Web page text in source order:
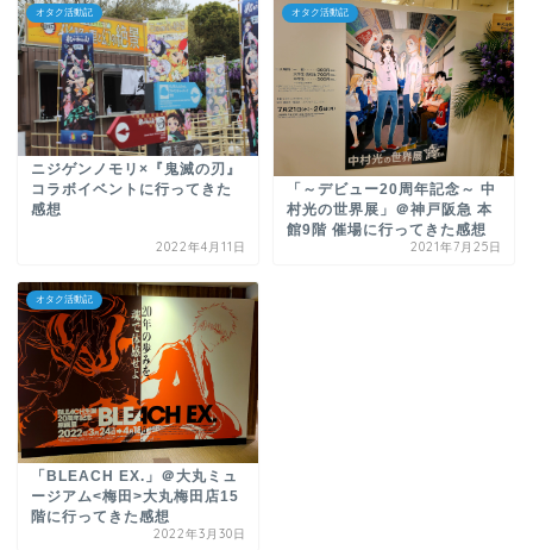
オタク活動記
ニジゲンノモリ×『鬼滅の刃』
コラボイベントに行ってきた
感想
2022年4月11日
オタク活動記
「～デビュー20周年記念～ 中
村光の世界展」＠神戸阪急 本
館9階 催場に行ってきた感想
2021年7月25日
オタク活動記
「BLEACH EX.」＠大丸ミュ
ージアム<梅田>大丸梅田店15
階に行ってきた感想
2022年3月30日